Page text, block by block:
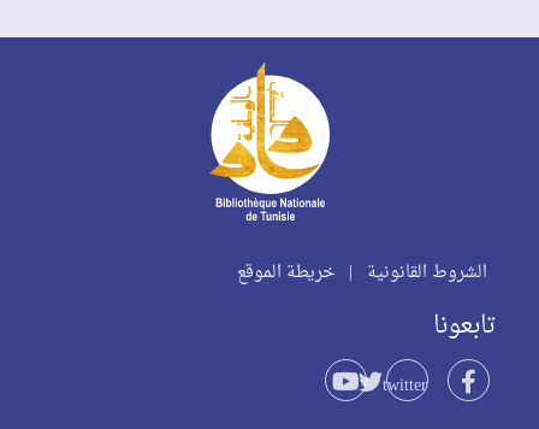
الشروط القانونية | خريطة الموقع
تابعونا
twitter